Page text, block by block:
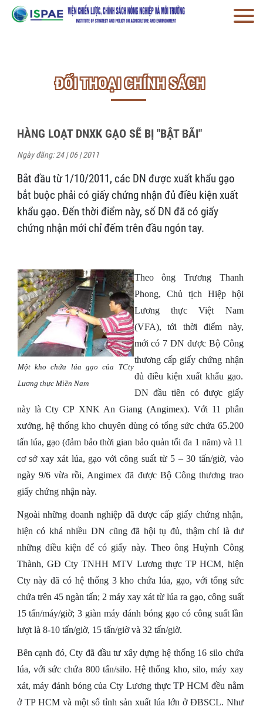
ĐỐI THOẠI CHÍNH SÁCH
HÀNG LOẠT DNXK GẠO SẼ BỊ "BẬT BÃI"
Ngày đăng: 24 | 06 | 2011
Bắt đầu từ 1/10/2011, các DN được xuất khẩu gạo
bắt buộc phải có giấy chứng nhận đủ điều kiện xuất
khẩu gạo. Đến thời điểm này, số DN đã có giấy
chứng nhận mới chỉ đếm trên đầu ngón tay.
Một kho chứa lúa gạo của TCty
Lương thực Miền Nam
Theo ông Trương Thanh
Phong, Chủ tịch Hiệp hội
Lương thực Việt Nam
(VFA), tới thời điểm này,
mới có 7 DN được Bộ Công
thương cấp giấy chứng nhận
đủ điều kiện xuất khẩu gạo.
DN đầu tiên có được giấy
này là Cty CP XNK An Giang (Angimex). Với 11 phân
xưởng, hệ thống kho chuyên dùng có tổng sức chứa 65.200
tấn lúa, gạo (đảm bảo thời gian bảo quản tối đa 1 năm) và 11
cơ sở xay xát lúa, gạo với công suất từ 5 – 30 tấn/giờ, vào
ngày 9/6 vừa rồi, Angimex đã được Bộ Công thương trao
giấy chứng nhận này.
Ngoài những doanh nghiệp đã được cấp giấy chứng nhận,
hiện có khá nhiều DN cũng đã hội tụ đủ, thậm chí là dư
những điều kiện để có giấy này. Theo ông Huỳnh Công
Thành, GĐ Cty TNHH MTV Lương thực TP HCM, hiện
Cty này đã có hệ thống 3 kho chứa lúa, gạo, với tổng sức
chứa trên 45 ngàn tấn; 2 máy xay xát từ lúa ra gạo, công suất
15 tấn/máy/giờ; 3 giàn máy đánh bóng gạo có công suất lần
lượt là 8-10 tấn/giờ, 15 tấn/giờ và 32 tấn/giờ.
Bên cạnh đó, Cty đã đầu tư xây dựng hệ thống 16 silo chứa
lúa, với sức chứa 800 tấn/silo. Hệ thống kho, silo, máy xay
xát, máy đánh bóng của Cty Lương thực TP HCM đều nằm
ở TP HCM và một số tỉnh sản xuất lúa lớn ở ĐBSCL. Như